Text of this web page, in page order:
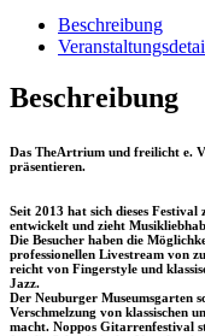
Beschreibung
Beschreibung
Das TheArtrium und freilicht e.
präsentieren.
Seit 2013 hat sich dieses Festival
entwickelt und zieht
Die Besucher haben die
professionellen Livestream von
reicht von Fingerstyle und
Jazz.
Der Neuburger Museumsgarten
Verschmelzung von klassischen
macht. Noppos Gitarrenfestival